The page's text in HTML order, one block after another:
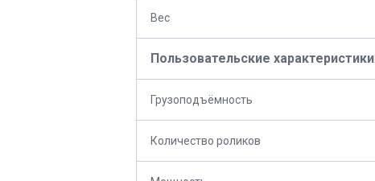
Вес
Пользовательские характеристики
Грузоподъёмность
Количество роликов